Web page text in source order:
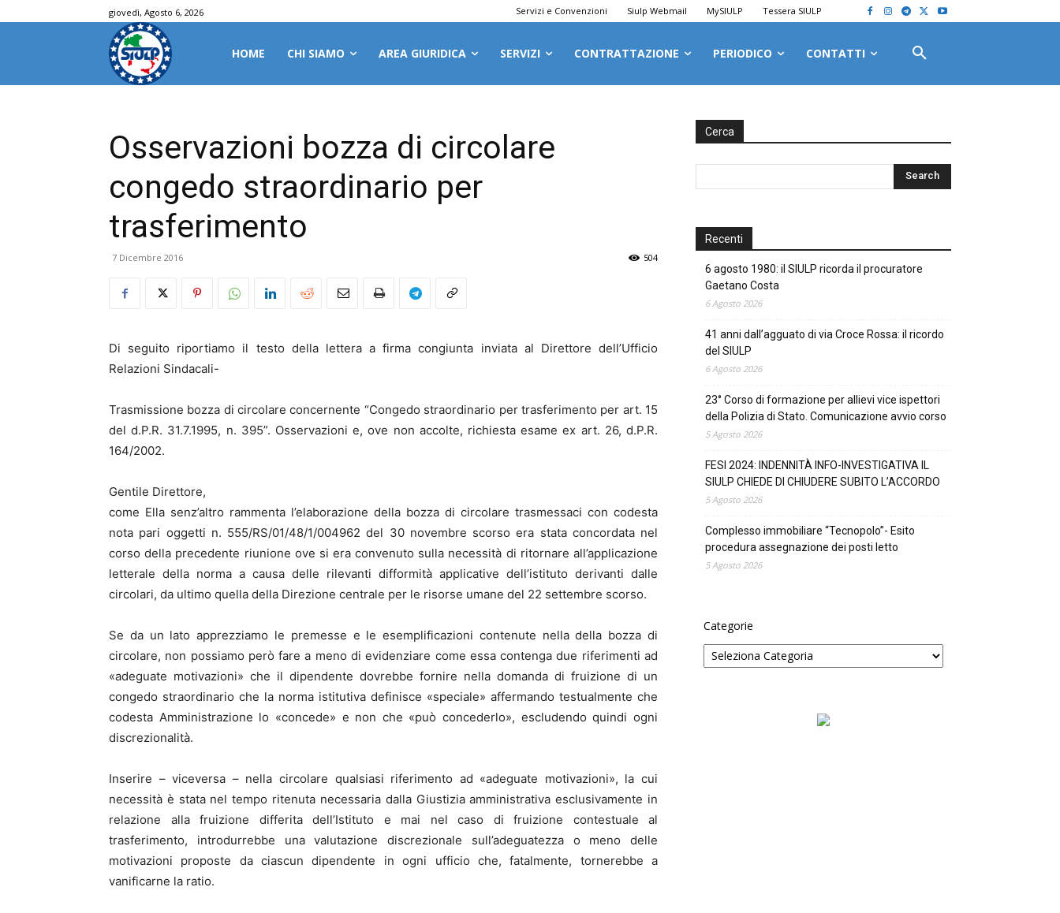
giovedì, Agosto 6, 2026 Servizi e Convenzioni Siulp Webmail MySIULP Tessera SIULP
HOME CHI SIAMO AREA GIURIDICA SERVIZI CONTRATTAZIONE PERIODICO CONTATTI
Osservazioni bozza di circolare
congedo straordinario per
trasferimento
7 Dicembre 2016 504
Di seguito riportiamo il testo della lettera a firma congiunta inviata al Direttore dell’Ufficio
Relazioni Sindacali-
Trasmissione bozza di circolare concernente “Congedo straordinario per trasferimento per art. 15
del d.P.R. 31.7.1995, n. 395”. Osservazioni e, ove non accolte, richiesta esame ex art. 26, d.P.R.
164/2002.
Gentile Direttore,
come Ella senz’altro rammenta l’elaborazione della bozza di circolare trasmessaci con codesta
nota pari oggetti n. 555/RS/01/48/1/004962 del 30 novembre scorso era stata concordata nel
corso della precedente riunione ove si era convenuto sulla necessità di ritornare all’applicazione
letterale della norma a causa delle rilevanti difformità applicative dell’istituto derivanti dalle
circolari, da ultimo quella della Direzione centrale per le risorse umane del 22 settembre scorso.
Se da un lato apprezziamo le premesse e le esemplificazioni contenute nella della bozza di
circolare, non possiamo però fare a meno di evidenziare come essa contenga due riferimenti ad
«adeguate motivazioni» che il dipendente dovrebbe fornire nella domanda di fruizione di un
congedo straordinario che la norma istitutiva definisce «speciale» affermando testualmente che
codesta Amministrazione lo «concede» e non che «può concederlo», escludendo quindi ogni
discrezionalità.
Inserire – viceversa – nella circolare qualsiasi riferimento ad «adeguate motivazioni», la cui
necessità è stata nel tempo ritenuta necessaria dalla Giustizia amministrativa esclusivamente in
relazione alla fruizione differita dell’Istituto e mai nel caso di fruizione contestuale al
trasferimento, introdurrebbe una valutazione discrezionale sull’adeguatezza o meno delle
motivazioni proposte da ciascun dipendente in ogni ufficio che, fatalmente, tornerebbe a
vanificarne la ratio.
Cerca
Recenti
6 agosto 1980: il SIULP ricorda il procuratore
Gaetano Costa
6 Agosto 2026
41 anni dall’agguato di via Croce Rossa: il ricordo
del SIULP
6 Agosto 2026
23° Corso di formazione per allievi vice ispettori
della Polizia di Stato. Comunicazione avvio corso
5 Agosto 2026
FESI 2024: INDENNITÀ INFO-INVESTIGATIVA IL
SIULP CHIEDE DI CHIUDERE SUBITO L’ACCORDO
5 Agosto 2026
Complesso immobiliare “Tecnopolo”- Esito
procedura assegnazione dei posti letto
5 Agosto 2026
Categorie